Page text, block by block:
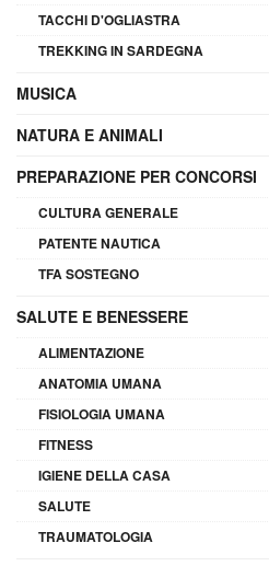
TACCHI D'OGLIASTRA
TREKKING IN SARDEGNA
MUSICA
NATURA E ANIMALI
PREPARAZIONE PER CONCORSI
CULTURA GENERALE
PATENTE NAUTICA
TFA SOSTEGNO
SALUTE E BENESSERE
ALIMENTAZIONE
ANATOMIA UMANA
FISIOLOGIA UMANA
FITNESS
IGIENE DELLA CASA
SALUTE
TRAUMATOLOGIA